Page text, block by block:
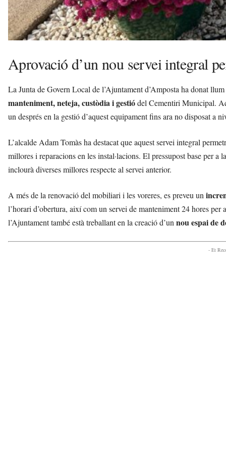
Aprovació d’un nou servei integral
La Junta de Govern Local de l’Ajuntament d’Amposta ha donat
manteniment, neteja, custòdia i gestiódel Cementiri Municipal.
un després en la gestió d’aquest equipament fins ara no disposat a
L’alcalde Adam Tomàs ha destacat que aquest servei integral
millores i reparacions en les instal·lacions. El pressupost base per
inclourà diverses millores respecte al servei anterior.
A més de la renovació del mobiliari i les voreres, es preveu un
l’horari d’obertura, així com un servei de manteniment 24 hores
l’Ajuntament també està treballant en la creació d’un nou espai de
- Et